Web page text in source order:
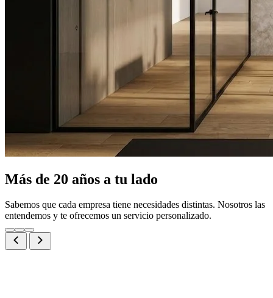
Más de 20 años a tu lado
Sabemos que cada empresa tiene necesidades distintas. Nosotros las
entendemos y te ofrecemos un servicio personalizado.